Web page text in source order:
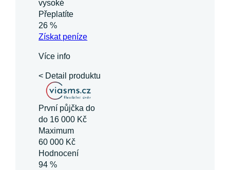
vysoké
Přeplatíte
26 %
Získatpeníze
Více info
< Detail produktu
První půjčka do
do 16 000 Kč
Maximum
60 000 Kč
Hodnocení
94 %